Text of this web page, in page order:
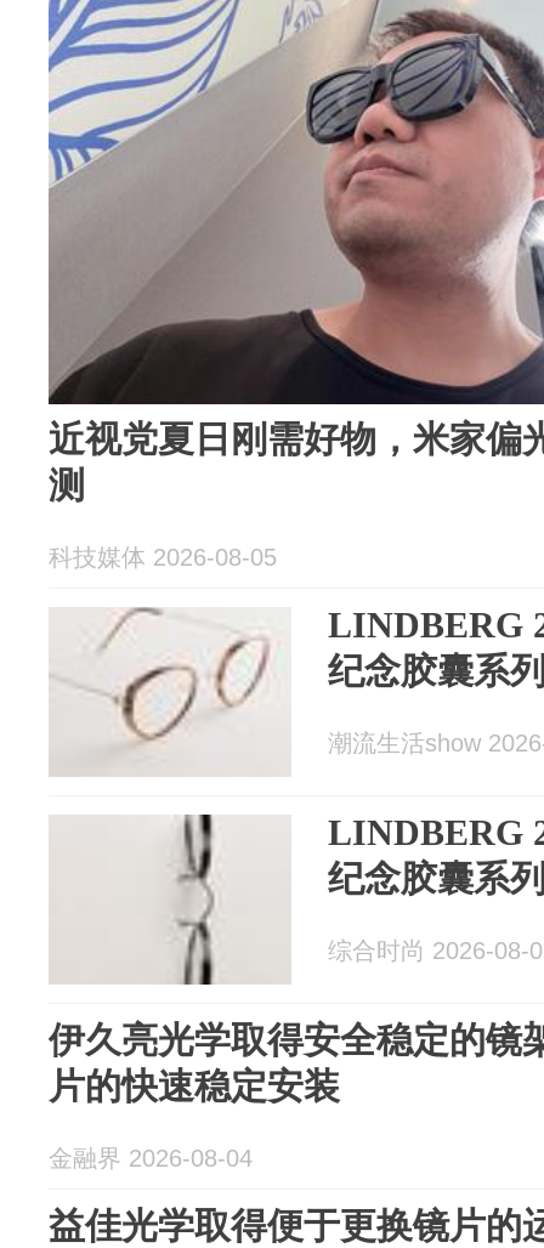
近视党夏日刚需好物，米家偏
测
科技媒体 2026-08-05
LINDBERG
纪念胶囊系
潮流生活show
LINDBERG
纪念胶囊系
综合时尚 2026-08-
伊久亮光学取得安全稳定的镜
片的快速稳定安装
金融界 2026-08-04
益佳光学取得便于更换镜片的